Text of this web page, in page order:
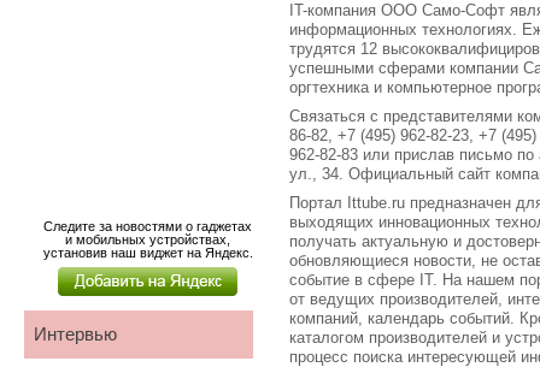
IT-компания ООО Само-Софт
информационных технологиях.
трудятся 12
успешными сферами компании
оргтехника и компьютерное
Связаться с представителями
86-82, +7 (495) 962-82-23, +7
962-82-83 или прислав письмо
ул., 34. Официальный сайт
Портал Ittube.ru предназначен
выходящих инновационных
получать актуальную и
обновляющиеся новости, не
событие в сфере IT. На нашем
от ведущих производителей,
компаний, календарь событий.
каталогом производителей и
процесс поиска интересующей
Следите за новостями о гаджетах
и мобильных устройствах,
установив наш виджет на Яндекс.
Интервью